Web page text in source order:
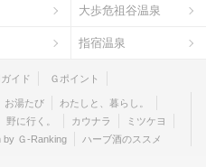
大歩危祖谷温泉
指宿温泉
イド Ｇポイント
お湯たび
わたしと、暮らし。
野に行く。 カウナラ
ミツケヨ
by Ｇ-Ranking ハーブ酒のススメ